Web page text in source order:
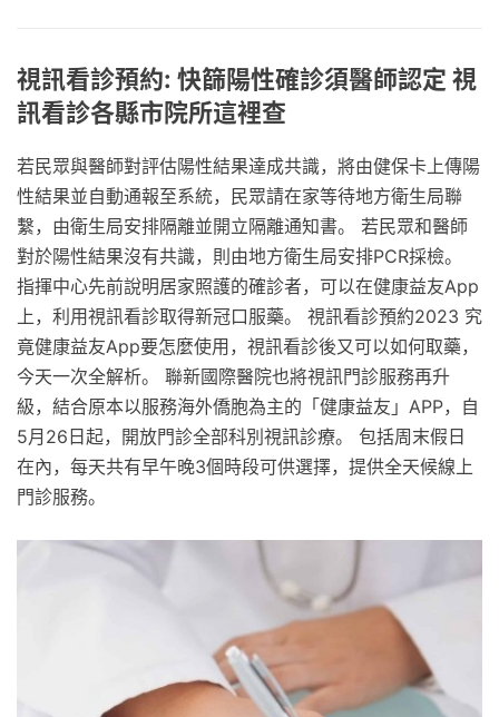
視訊看診預約: 快篩陽性確診須醫師認定 視
訊看診各縣市院所這裡查
若民眾與醫師對評估陽性結果達成共識，將由健保卡上傳陽
性結果並自動通報至系統，民眾請在家等待地方衛生局聯
繫，由衛生局安排隔離並開立隔離通知書。 若民眾和醫師
對於陽性結果沒有共識，則由地方衛生局安排PCR採檢。
指揮中心先前說明居家照護的確診者，可以在健康益友App
上，利用視訊看診取得新冠口服藥。 視訊看診預約2023 究
竟健康益友App要怎麼使用，視訊看診後又可以如何取藥，
今天一次全解析。 聯新國際醫院也將視訊門診服務再升
級，結合原本以服務海外僑胞為主的「健康益友」APP，自
5月26日起，開放門診全部科別視訊診療。 包括周末假日
在內，每天共有早午晚3個時段可供選擇，提供全天候線上
門診服務。